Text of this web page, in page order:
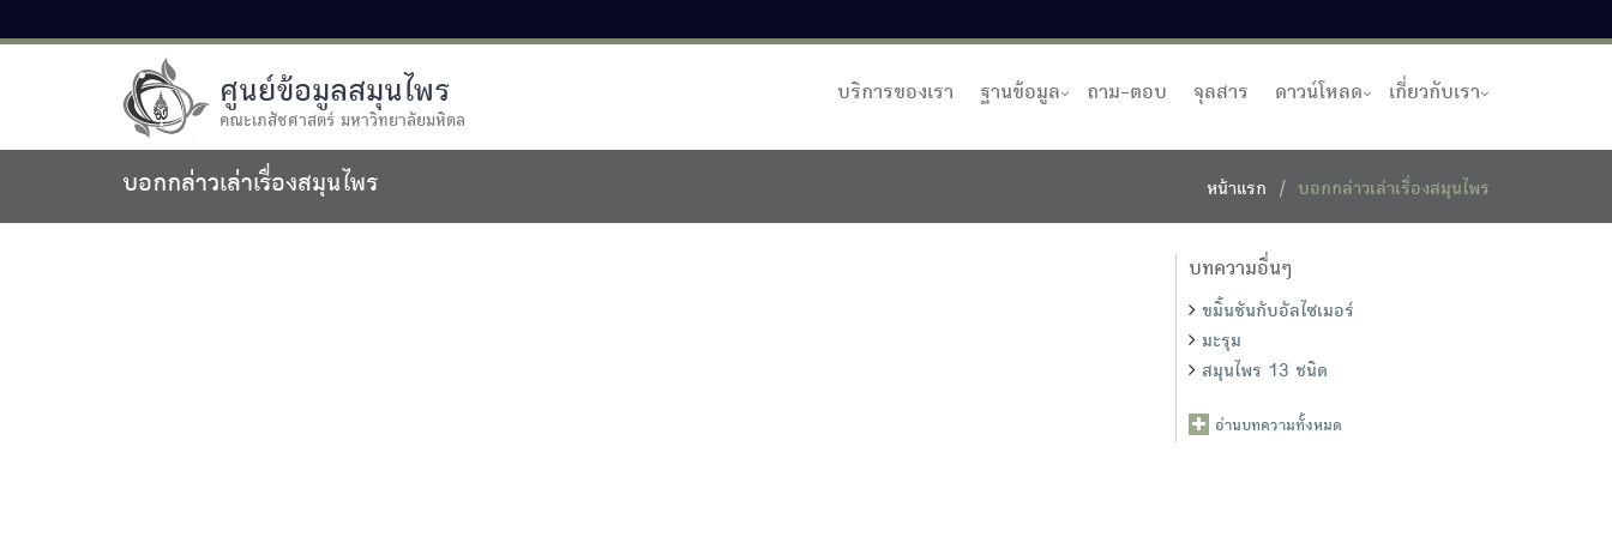
ศูนย์ข้อมูลสมุนไพร
คณะเภสัชศาสตร์ มหาวิทยาลัยมหิดล
บริการของเรา ฐานข้อมูล ถาม-ตอบ จุลสาร ดาวน์โหลด เกี่ยวกับเรา
บอกกล่าวเล่าเรื่องสมุนไพร หน้าแรก บอกกล่าวเล่าเรื่องสมุนไพร
บทความอื่นๆ
ขมิ้นชันกับอัลไซเมอร์
มะรุม
สมุนไพร 13 ชนิด
อ่านบทความทั้งหมด